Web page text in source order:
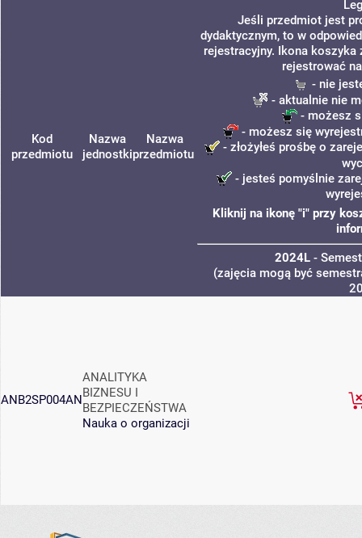
Kod
przedmiotu
Nazwa
jednostki
Nazwa
przedmiotu
Jeśli przedmiot jest
dydaktycznym, to w
rejestracyjny. Ikona
rejestrować
- nie
- aktualnie nie
- możesz
- możesz się
- złożyłeś prośbę o
- jesteś pomyślnie
Kliknij na ikonę "i" przy
2024L-
(zajęcia mogą być
ANB2SP004AN
ANALITYKA
BIZNESU I
BEZPIECZEŃSTWA
Nauka o organizacji